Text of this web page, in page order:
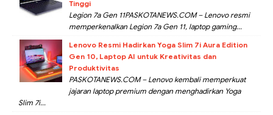
Tinggi
Legion 7a Gen 11PASKOTANEWS.COM – Lenovo resmi
memperkenalkan Legion 7a Gen 11, laptop gaming...
Lenovo Resmi Hadirkan Yoga Slim 7i Aura Edition
Gen 10, Laptop AI untuk Kreativitas dan
Produktivitas
PASKOTANEWS.COM – Lenovo kembali memperkuat
jajaran laptop premium dengan menghadirkan Yoga
Slim 7i...